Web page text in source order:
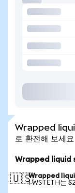
Wrapped
로 환전해 보세요
Wrapped liquid
🇺🇸Wrapped
1 WSTETH는